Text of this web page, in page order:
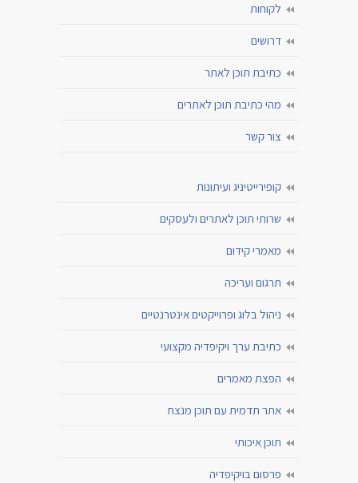
לקוחות
דרושים
כתיבת תוכן לאתר
מהי כתיבת תוכן לאתרים
צור קשר
קופירייטיניג ועיתונות
שרותי תוכן לאתרים ולעסקים
מאמרי קידום
תרגום ועריכה
ניהול בלוג ופרוייקטים אינטרנטיים
כתיבת ערך ויקיפדיה מקצועי
הפצת מאמרים
אתר תדמית עם תוכן מנצח
תוכן איכותי
פרסום בויקיפדיה